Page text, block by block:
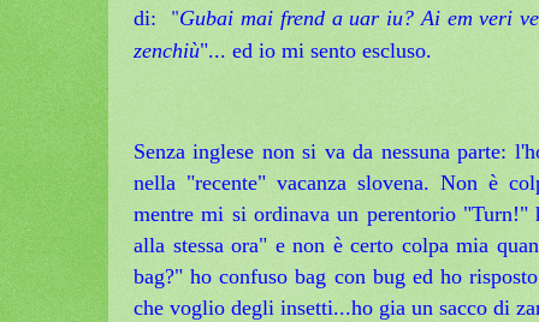
di:
"Gubai mai frend a uar iu? Ai em veri
zenchiù"... ed io mi sento escluso.
Senza inglese non si va da nessuna parte:
nella "recente" vacanza slovena. Non è
mentre mi si ordinava un perentorio
alla stessa ora" enon è certo colpa mia
bag?" ho confuso bag con bug ed ho
che voglio degli insetti...ho gia un sacco di